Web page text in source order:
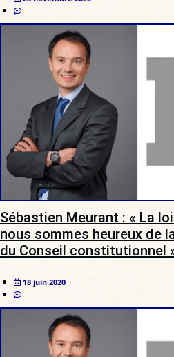
Sébastien Meurant : « La
nous sommes heureux de
du Conseil constitutionnel
18 juin 2020